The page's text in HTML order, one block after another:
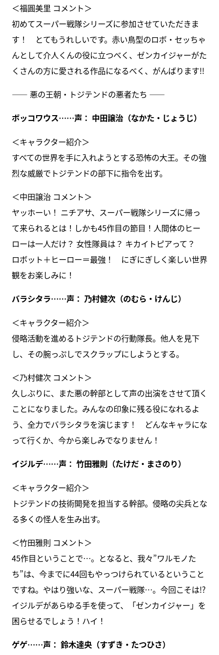
＜福圓美里 コメント＞
初めてスーパー戦隊シリーズに参加させていただきま
す！ とてもうれしいです。赤い鳥型のロボ・セッちゃ
んとして介人くんの役に立つべく、ゼンカイジャーがた
くさんの方に愛される作品になるべく、がんばります!!
―― 悪の王朝・トジテンドの悪者たち ――
ボッコワウス……声： 中田譲治（なかた・じょうじ）
＜キャラクター紹介＞
すべての世界を手に入れようとする恐怖の大王。その強
烈な威厳でトジテンドの部下に指令を出す。
＜中田譲治 コメント＞
ヤッホーい！ ニチアサ、スーパー戦隊シリーズに帰っ
て来られるとは！しかも45作目の節目！人間体のヒー
ローは一人だけ？ 女性隊員は？ キカイトピアって？
ロボット＋ヒーロー＝最強！ にぎにぎしく楽しい世界
観をお楽しみに！
バラシタラ……声： 乃村健次（のむら・けんじ）
＜キャラクター紹介＞
侵略活動を進めるトジテンドの行動隊長。他人を見下
し、その腕っぷしでスクラップにしようとする。
＜乃村健次 コメント＞
久しぶりに、また悪の幹部として声の出演をさせて頂く
ことになりました。みんなの印象に残る役になれるよ
う、全力でバラシタラを演じます！ どんなキャラにな
って行くか、今から楽しみでなりません！
イジルデ……声： 竹田雅則（たけだ・まさのり）
＜キャラクター紹介＞
トジテンドの技術開発を担当する幹部。侵略の尖兵とな
る多くの怪人を生み出す。
＜竹田雅則 コメント＞
45作目ということで…。となると、我々”ワルモノた
ち”は、今までに44回もやっつけられているということ
ですね。やはり強いな、スーパー戦隊…。今回こそは!?
イジルデがあらゆる手を使って、「ゼンカイジャー」を
困らせるでしょう！ハイ！
ゲゲ……声： 鈴木達央（すずき・たつひさ）